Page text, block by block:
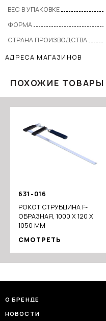
ВЕС В УПАКОВКЕ
ФОРМА
СТРАНА ПРОИЗВОДСТВА
АДРЕСА МАГАЗИНОВ
ПОХОЖИЕ ТОВАРЫ
631-016
РОКОТ СТРУБЦИНА F-
ОБРАЗНАЯ, 1000 Х 120 Х
1050 ММ
СМОТРЕТЬ
О БРЕНДЕ
НОВОСТИ